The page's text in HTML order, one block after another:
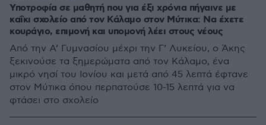
Υποτροφία σε μαθητή που για έξι χρόνια πήγαινε με
καΐκι σχολείο από τον Κάλαμο στον Μύτικα: Να έχετε
κουράγιο, επιμονή και υπομονή λέει στους νέους
Από την Α’ Γυμνασίου μέχρι την Γ’ Λυκείου, ο Άκης
ξεκινούσε τα ξημερώματα από τον Κάλαμο, ένα
μικρό νησί του Ιονίου και μετά από 45 λεπτά έφτανε
στον Μύτικα όπου περπατούσε 10-15 λεπτά για να
φτάσει στο σχολείο